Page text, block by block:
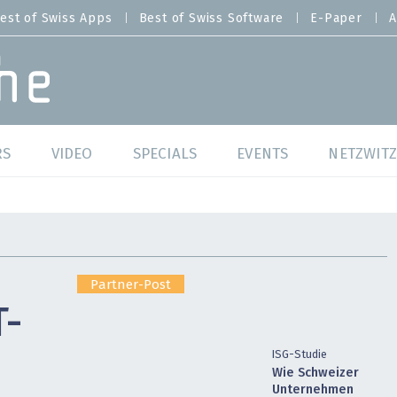
of Swiss Apps Best of Swiss Software E-Paper
Swiss Software
Hana
VIDEO SPECIALS
Cybersecurity
Cloud & Managed Services
EVENTS
Partner-Post
ISG-Studie
Wie Schweizer
Unternehmen